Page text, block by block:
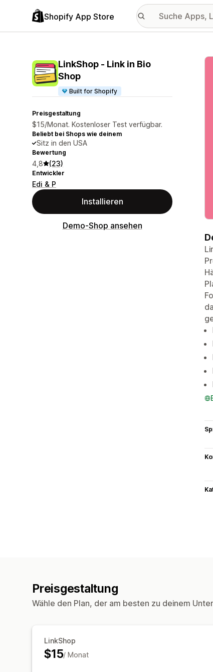
Shopify App Store
LinkShop ‑ Link in Bio
Shop
Built for Shopify
Preisgestaltung
$15/Monat. Kostenloser Test verfügbar.
Beliebt bei Shops wie deinem
Sitz in den USA
Bewertung
4,8 (23)
Entwickler
Edi & P
Installieren
Demo-Shop ansehen
Preisgestaltung
Wähle den Plan, der am besten zu deinem
LinkShop
$15/ Monat